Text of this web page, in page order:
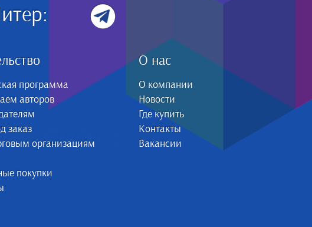
программа
авторов
заказ
организациям
покупки
О нас
О компании
Новости
Где купить
Контакты
Вакансии